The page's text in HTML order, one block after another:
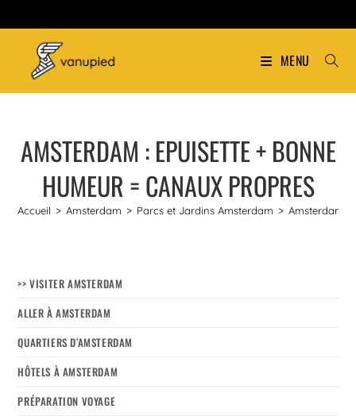
MENU
AMSTERDAM : EPUISETTE + BONNE
HUMEUR = CANAUX PROPRES
Accueil > Amsterdam > Parcs et Jardins Amsterdam > Amsterdam :
>> VISITER AMSTERDAM
ALLER À AMSTERDAM
QUARTIERS D’AMSTERDAM
HÔTELS À AMSTERDAM
PRÉPARATION VOYAGE